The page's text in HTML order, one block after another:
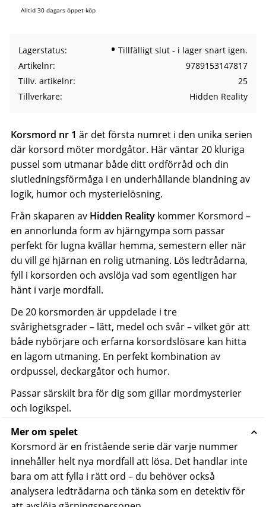
Alltid 30 dagars öppet köp
Lagerstatus
Tillfälligt slut - i lager snart igen.
Artikelnr
9789153147817
Tillv. artikelnr
25
Tillverkare
Hidden Reality
Korsmord nr 1 är det första numret i den unika serien
där korsord möter mordgåtor. Här väntar 20 kluriga
pussel som utmanar både ditt ordförråd och din
slutledningsförmåga i en underhållande blandning av
logik, humor och mysterielösning.
Från skaparen av Hidden Reality kommer Korsmord –
en annorlunda form av hjärngympa som passar
perfekt för lugna kvällar hemma, semestern eller när
du vill ge hjärnan en rolig utmaning. Lös ledtrådarna,
fyll i korsorden och avslöja vad som egentligen har
hänt i varje mordfall.
De 20 korsmorden är uppdelade i tre
svårighetsgrader – lätt, medel och svår – vilket gör att
både nybörjare och erfarna korsordslösare kan hitta
en lagom utmaning. En perfekt kombination av
ordpussel, deckargåtor och humor.
Passar särskilt bra för dig som gillar mordmysterier
och logikspel.
Mer om spelet
Korsmord är en fristående serie där varje nummer
innehåller helt nya mordfall att lösa. Det handlar inte
bara om att fylla i rätt ord – du behöver också
analysera ledtrådarna och tänka som en detektiv för